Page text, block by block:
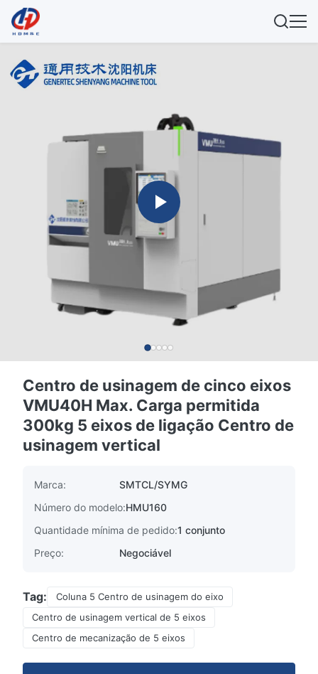
Centro de usinagem de cinco eixos
VMU40H Max. Carga permitida
300kg 5 eixos de ligação Centro de
usinagem vertical
Marca:
SMTCL/SYMG
Número do modelo:HMU160
Quantidade mínima de pedido:1 conjunto
Preço:
Negociável
Tag:
Coluna 5 Centro de usinagem do eixo
Centro de usinagem vertical de 5 eixos
Centro de mecanização de 5 eixos